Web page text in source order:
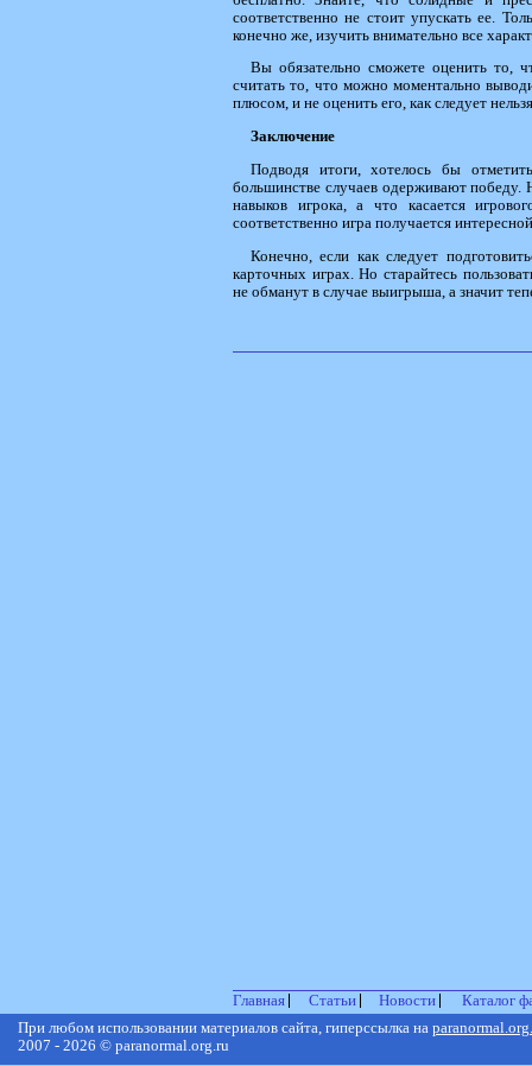
соответственно не стоит упускать ее.
конечно же, изучить внимательно все
Вы обязательно сможете оценить то,
считать то, что можно моментально
плюсом, и не оценить его, как следует
Заключение
Подводя итоги, хотелось бы
большинстве случаев одерживают победу.
навыков игрока, а что касается
соответственно игра получается
Конечно, если как следует
карточных играх. Но старайтесь
не обманут в случае выигрыша, а значит
Главная Статьи Новости
Каталог
При любом использовании материалов сайта, гиперссылка на
2007 - 2026 © paranormal.org.ru